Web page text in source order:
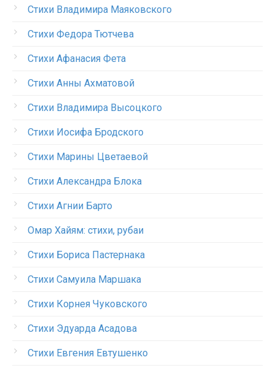
Стихи Владимира Маяковского
Стихи Федора Тютчева
Стихи Афанасия Фета
Стихи Анны Ахматовой
Стихи Владимира Высоцкого
Стихи Иосифа Бродского
Стихи Марины Цветаевой
Стихи Александра Блока
Стихи Агнии Барто
Омар Хайям: стихи, рубаи
Стихи Бориса Пастернака
Стихи Самуила Маршака
Стихи Корнея Чуковского
Стихи Эдуарда Асадова
Стихи Евгения Евтушенко